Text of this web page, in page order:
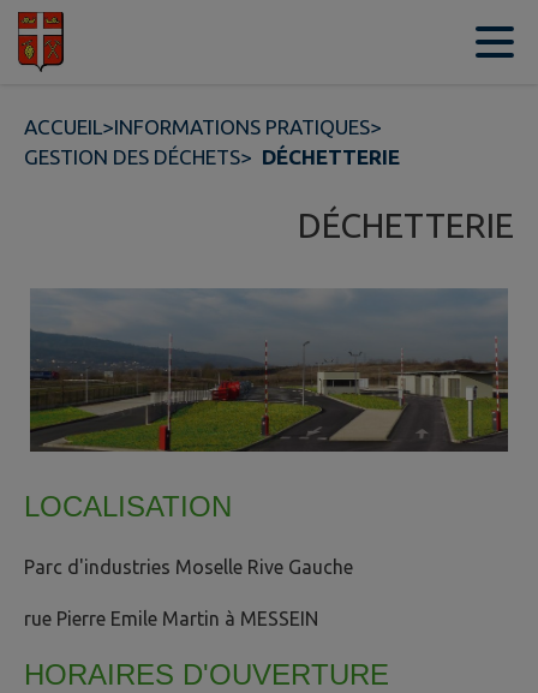
Contenu
ACCUEIL>INFORMATIONS PRATIQUES>
GESTION DES DÉCHETS> DÉCHETTERIE
DÉCHETTERIE
LOCALISATION
Parc d'industries Moselle Rive Gauche
rue Pierre Emile Martin à MESSEIN
HORAIRES D'OUVERTURE